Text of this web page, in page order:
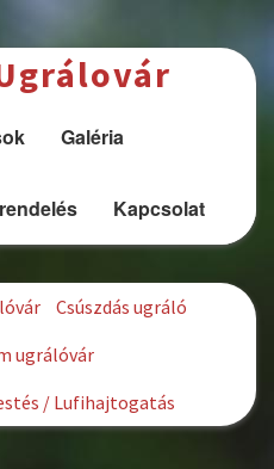
Galéria
Kapcsolat
Csúszdás ugráló
ugrálóvár
/ Lufihajtogatás